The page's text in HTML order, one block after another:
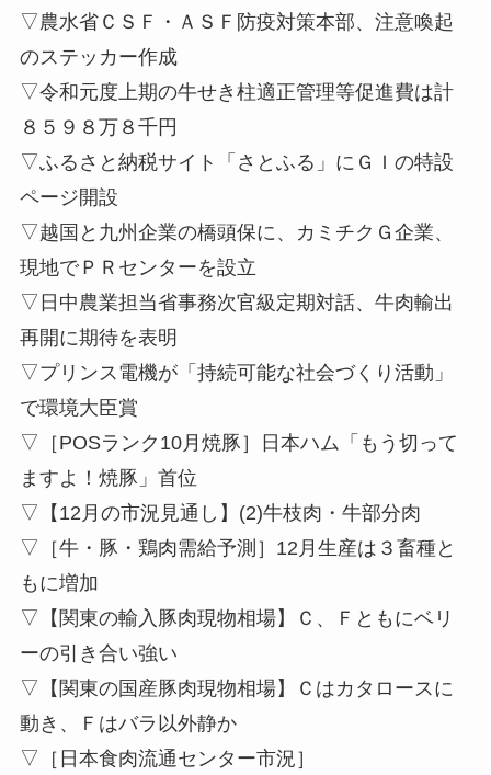
▽農水省ＣＳＦ・ＡＳＦ防疫対策本部、注意喚起
のステッカー作成
▽令和元度上期の牛せき柱適正管理等促進費は計
８５９８万８千円
▽ふるさと納税サイト「さとふる」にＧＩの特設
ページ開設
▽越国と九州企業の橋頭保に、カミチクＧ企業、
現地でＰＲセンターを設立
▽日中農業担当省事務次官級定期対話、牛肉輸出
再開に期待を表明
▽プリンス電機が「持続可能な社会づくり活動」
で環境大臣賞
▽［POSランク10月焼豚］日本ハム「もう切って
ますよ！焼豚」首位
▽【12月の市況見通し】(2)牛枝肉・牛部分肉
▽［牛・豚・鶏肉需給予測］12月生産は３畜種と
もに増加
▽【関東の輸入豚肉現物相場】Ｃ、Ｆともにベリ
ーの引き合い強い
▽【関東の国産豚肉現物相場】Ｃはカタロースに
動き、Ｆはバラ以外静か
▽［日本食肉流通センター市況］